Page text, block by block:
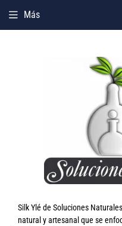
Silk Ylé de Soluciones
natural y artesanal que se
Más